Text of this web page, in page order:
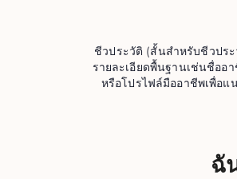
ชีวประวัติ (สั้นสำหรับชีวปร
รายละเอียดพื้นฐานเช่นชื่ออ
หรือโปรไฟล์มืออาชีพเพื่อแ
ฉั